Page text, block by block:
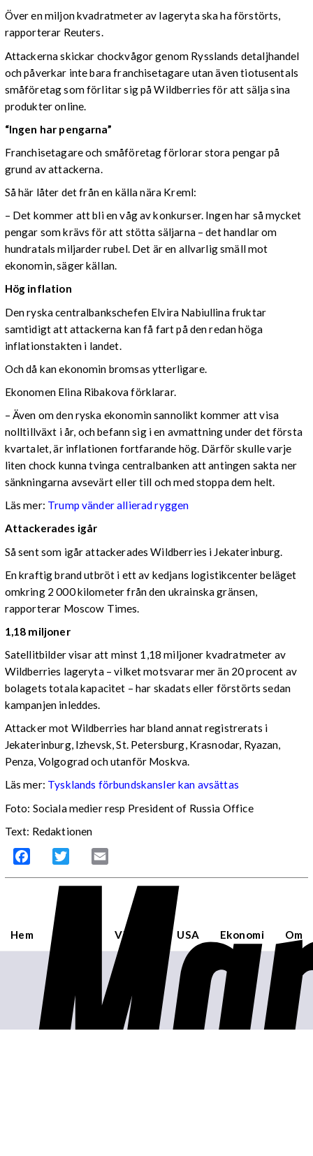
Över en miljon kvadratmeter av lageryta ska ha förstörts,
rapporterar Reuters.
Attackerna skickar chockvågor genom Rysslands detaljhandel
och påverkar inte bara franchisetagare utan även tiotusentals
småföretag som förlitar sig på Wildberries för att sälja sina
produkter online.
“Ingen har pengarna”
Franchisetagare och småföretag förlorar stora pengar på
grund av attackerna.
Så här låter det från en källa nära Kreml:
– Det kommer att bli en våg av konkurser. Ingen har så mycket
pengar som krävs för att stötta säljarna – det handlar om
hundratals miljarder rubel. Det är en allvarlig smäll mot
ekonomin, säger källan.
Hög inflation
Den ryska centralbankschefen Elvira Nabiullina fruktar
samtidigt att attackerna kan få fart på den redan höga
inflationstakten i landet.
Och då kan ekonomin bromsas ytterligare.
Ekonomen Elina Ribakova förklarar.
– Även om den ryska ekonomin sannolikt kommer att visa
nolltillväxt i år, och befann sig i en avmattning under det första
kvartalet, är inflationen fortfarande hög. Därför skulle varje
liten chock kunna tvinga centralbanken att antingen sakta ner
sänkningarna avsevärt eller till och med stoppa dem helt.
Läs mer: Trump vänder allierad ryggen
Attackerades igår
Så sent som igår attackerades Wildberries i Jekaterinburg.
En kraftig brand utbröt i ett av kedjans logistikcenter beläget
omkring 2 000 kilometer från den ukrainska gränsen,
rapporterar Moscow Times.
1,18 miljoner
Satellitbilder visar att minst 1,18 miljoner kvadratmeter av
Wildberries lageryta – vilket motsvarar mer än 20 procent av
bolagets totala kapacitet – har skadats eller förstörts sedan
kampanjen inleddes.
Attacker mot Wildberries har bland annat registrerats i
Jekaterinburg, Izhevsk, St. Petersburg, Krasnodar, Ryazan,
Penza, Volgograd och utanför Moskva.
Läs mer: Tysklands förbundskansler kan avsättas
Foto: Sociala medier resp President of Russia Office
Text: Redaktionen
Facebook Twitter
Hem Världen USA Ekonomi Om